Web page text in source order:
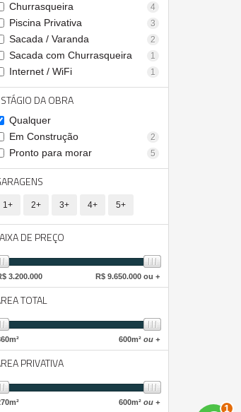
Churrasqueira 4
Piscina Privativa 3
Sacada / Varanda 2
Sacada com Churrasqueira 1
Internet / WiFi 1
DA OBRA
Qualquer
Em Construção
2
Pronto para morar 5
1+ 2+ 3+ 4+ 5+
DE PREÇO
3.200.000 R$9.650.000 ou +
TOTAL
m² 600m²ou +
PRIVATIVA
m² 600m²ou +